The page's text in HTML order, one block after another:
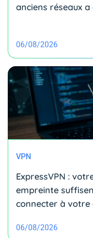
anciens réseaux
06/08/2026
VPN
ExpressVPN :
empreinte
connecter à votre
06/08/2026